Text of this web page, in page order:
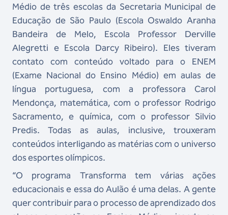
Médio de três escolas da Secretaria Municipal de
Educação de São Paulo (Escola Oswaldo Aranha
Bandeira de Melo, Escola Professor Derville
Alegretti e Escola Darcy Ribeiro). Eles tiveram
contato com conteúdo voltado para o ENEM
(Exame Nacional do Ensino Médio) em aulas de
língua portuguesa, com a professora Carol
Mendonça, matemática, com o professor Rodrigo
Sacramento, e química, com o professor Silvio
Predis. Todas as aulas, inclusive, trouxeram
conteúdos interligando as matérias com o universo
dos esportes olímpicos.
“O programa Transforma tem várias ações
educacionais e essa do Aulão é uma delas. A gente
quer contribuir para o processo de aprendizado dos